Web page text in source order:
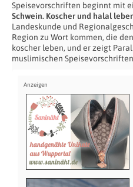
Speisevorschriften beginnt mit
Schwein. Koscher und halal
Landeskunde und
Region zu Wort kommen, die
koscher leben, und er zeigt
muslimischen